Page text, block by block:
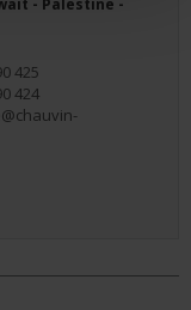
- Palestine -
425
424